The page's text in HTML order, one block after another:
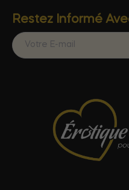
Restez Informé